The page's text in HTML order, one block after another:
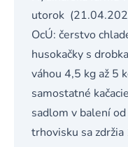
utorok
OcÚ: čerstvo
husokačky s
váhou 4,5 kg až 5
samostatné
sadlom v balení
trhovisku sa